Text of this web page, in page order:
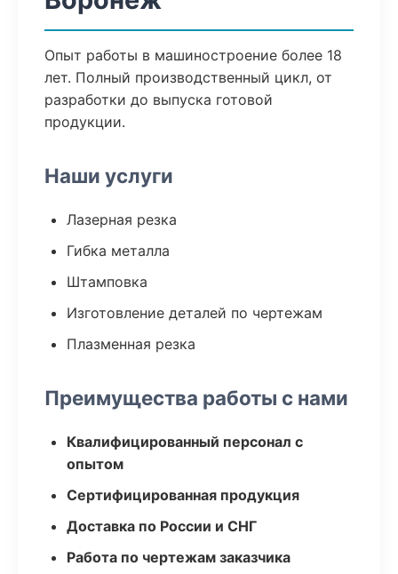
Опыт работы в машиностроение более 18
лет. Полный производственный цикл, от
разработки до выпуска готовой
продукции.
Наши услуги
Лазерная резка
Гибка металла
Штамповка
Изготовление деталей по чертежам
Плазменная резка
Преимущества работы с нами
Квалифицированный персонал с
опытом
Сертифицированная продукция
Доставка по России и СНГ
Работа по чертежам заказчика